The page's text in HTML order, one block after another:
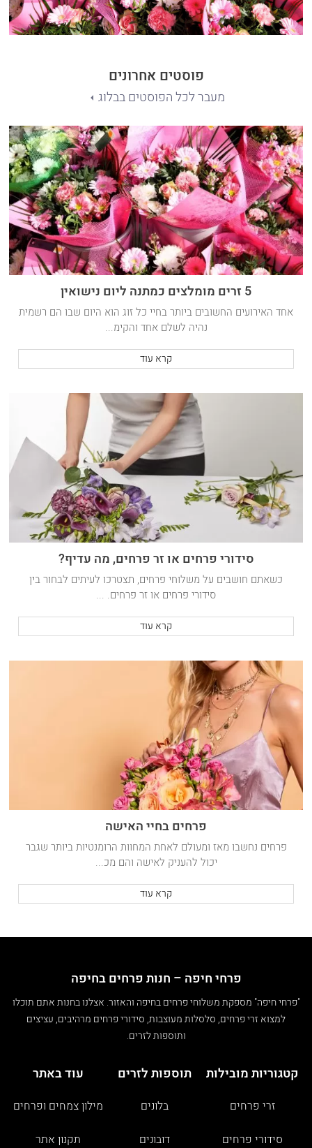
פוסטים אחרונים
מעבר לכל הפוסטים בבלוג
5 זרים מומלצים כמתנה ליום נישואין
אחד האירועים החשובים ביותר בחיי כל זוג הוא היום שבו הם רשמית
נהיה לשלם אחד והקימ...
קרא עוד
סידורי פרחים או זר פרחים, מה עדיף?
כשאתם חושבים על משלוחי פרחים, תצטרכו לעיתים לבחור בין
סידורי פרחים או זר פרחים. ...
קרא עוד
פרחים בחיי האישה
פרחים נחשבו מאז ומעולם לאחת המחוות הרומנטיות ביותר שגבר
יכול להעניק לאישה והם מכ...
קרא עוד
פרחי חיפה – חנות פרחים בחיפה
"פרחי חיפה" מספקת משלוחי פרחים בחיפה והאזור. אצלנו בחנות אתם תוכלו
למצוא זרי פרחים, סלסלות מעוצבות, סידורי פרחים מרהיבים, עציצים
ותוספות לזרים.
קטגוריות מובילות
זרי פרחים
סידורי פרחים
תוספות לזרים
בלונים
דובונים
עוד באתר
מילון צמחים ופרחים
תקנון אתר